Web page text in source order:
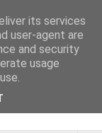
co se na nich
its services
user-agent are
and security
usage